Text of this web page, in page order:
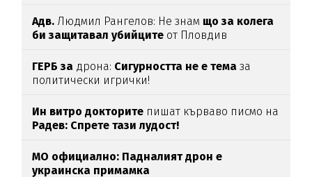
Адв. Людмил Рангелов: Не знам що за колега
би защитавал убийците от Пловдив
ГЕРБ за дрона: Сигурността не е темаза
политически игрички!
Ин витро докторите пишат кърваво писмо на
Радев: Спрете тази лудост!
МО официално: Падналият дрон е
украинска примамка